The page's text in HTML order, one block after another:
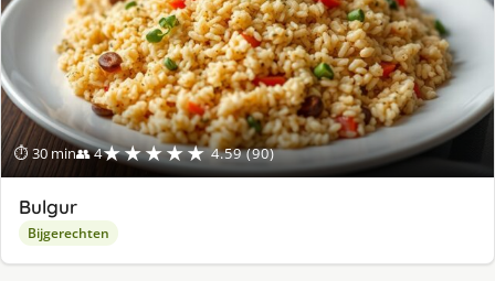
⏱ 30 min👥 4★★★★★ 4.59 (90)
Bulgur
Bijgerechten